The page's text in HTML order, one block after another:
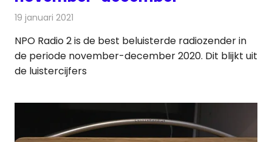
19 januari 2021
NPO Radio 2 is de best beluisterde radiozender in
de periode november-december 2020. Dit blijkt uit
de luistercijfers